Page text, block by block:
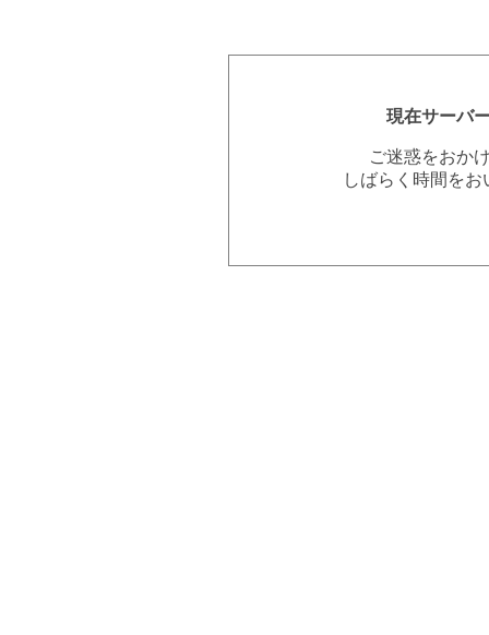
現在サーバ
ご迷惑をおか
しばらく時間を